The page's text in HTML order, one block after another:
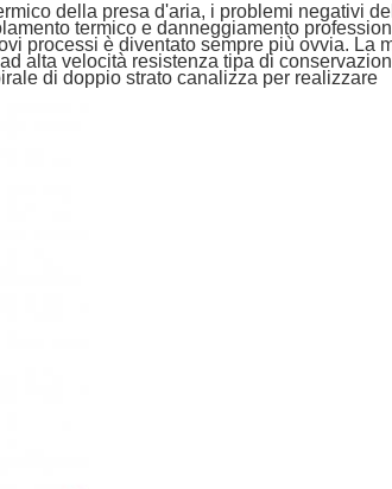
della presa d'aria, i problemi negativi
termico e danneggiamento
processi è diventato sempre più ovvia. La
alta velocità resistenza tipa di
di doppio strato canalizza per realizzare